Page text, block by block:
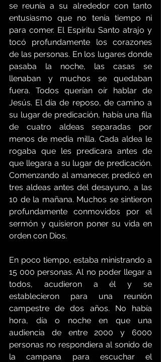
se reunía a su alrededor con tanto
entusiasmo que no tenía tiempo ni
para comer. El Espíritu Santo atrajo y
tocó profundamente los corazones
de las personas. En los lugares donde
pasaba la noche, las casas se
llenaban y muchos se quedaban
fuera. Todos querían oír hablar de
Jesús. El día de reposo, de camino a
su lugar de predicación, había una fila
de cuatro aldeas separadas por
menos de media milla. Cada aldea le
rogaba que les predicara antes de
que llegara a su lugar de predicación.
Comenzando al amanecer, predicó en
tres aldeas antes del desayuno, a las
10 de la mañana. Muchos se sintieron
profundamente conmovidos por el
sermón y quisieron poner su vida en
orden con Dios.
En poco tiempo, estaba ministrando a
15 000 personas. Al no poder llegar a
todos, acudieron a él y se
establecieron para una reunión
campestre de dos años. No había
hora, día o noche en que una
audiencia de entre 2000 y 6000
personas no respondiera al sonido de
la campana para escuchar el